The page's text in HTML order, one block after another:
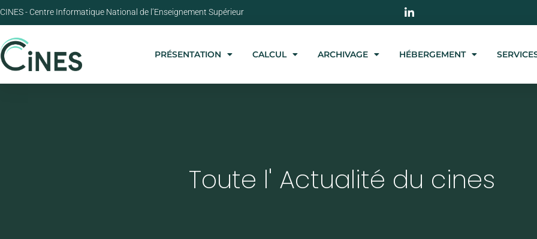
CINES - Centre Informatique National de l’Enseignement Supérieur
PRÉSENTATION CALCUL ARCHIVAGE HÉBERGEMENT
Toute l' Actualité du cines